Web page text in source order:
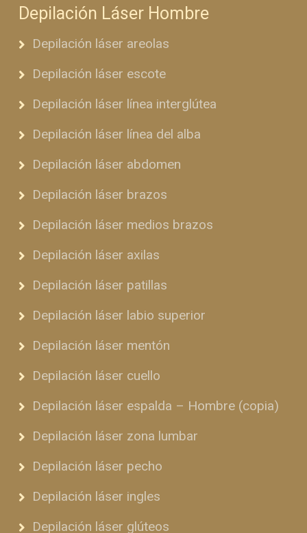
Depilación Láser Hombre
Depilación láser areolas
Depilación láser escote
Depilación láser línea interglútea
Depilación láser línea del alba
Depilación láser abdomen
Depilación láser brazos
Depilación láser medios brazos
Depilación láser axilas
Depilación láser patillas
Depilación láser labio superior
Depilación láser mentón
Depilación láser cuello
Depilación láser espalda – Hombre (copia)
Depilación láser zona lumbar
Depilación láser pecho
Depilación láser ingles
Depilación láser glúteos